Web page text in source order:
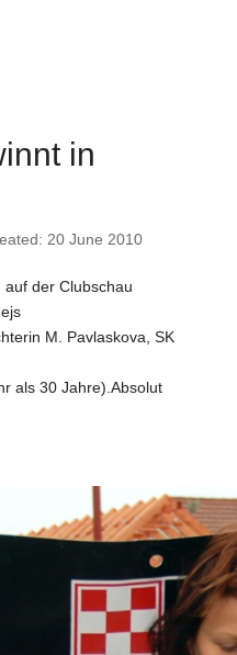
in
20 June 2010
der Clubschau
M. Pavlaskova, SK
als 30 Jahre).Absolut